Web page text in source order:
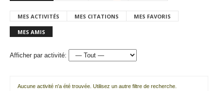
MES ACTIVITÉS MES CITATIONS MES FAVORIS
MES AMIS
Afficher par activité:
Aucune activité n'a été trouvée. Utilisez un autre filtre de recherche.